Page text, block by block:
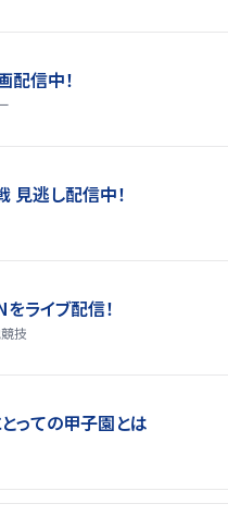
配信中！
見逃し配信中！
ライブ配信！
技
っての甲子園とは